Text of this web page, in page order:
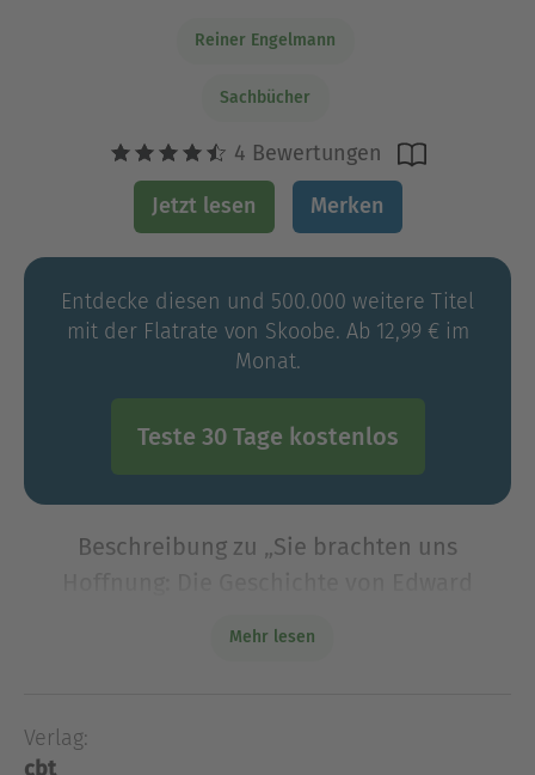
Reiner Engelmann
Sachbücher
4 Bewertungen
Jetzt lesen Merken
Entdecke diesen und 500.000 weitere Titel
mit der Flatrate von Skoobe. Ab 12,99 € im
Monat.
Teste 30 Tage kostenlos
Beschreibung zu „Sie brachten uns
sechzehn Jahre alt, als er mit dem ersten
Gefangenentransport nach Auschwitz kommt. Er
Mehr lesen
Verlag:
cbt